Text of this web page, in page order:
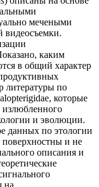
мечеными
видеосъемки.
каким
в общий характер
литературы по
которые
излюбленного
и эволюции.
данных по этологии
поверхностны и не
описания и